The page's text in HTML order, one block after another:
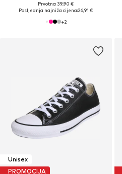
Prvotno: 39,90 €
Posljednja najniža cijena:26,91 €
+2
Unisex
PROMOCIJA